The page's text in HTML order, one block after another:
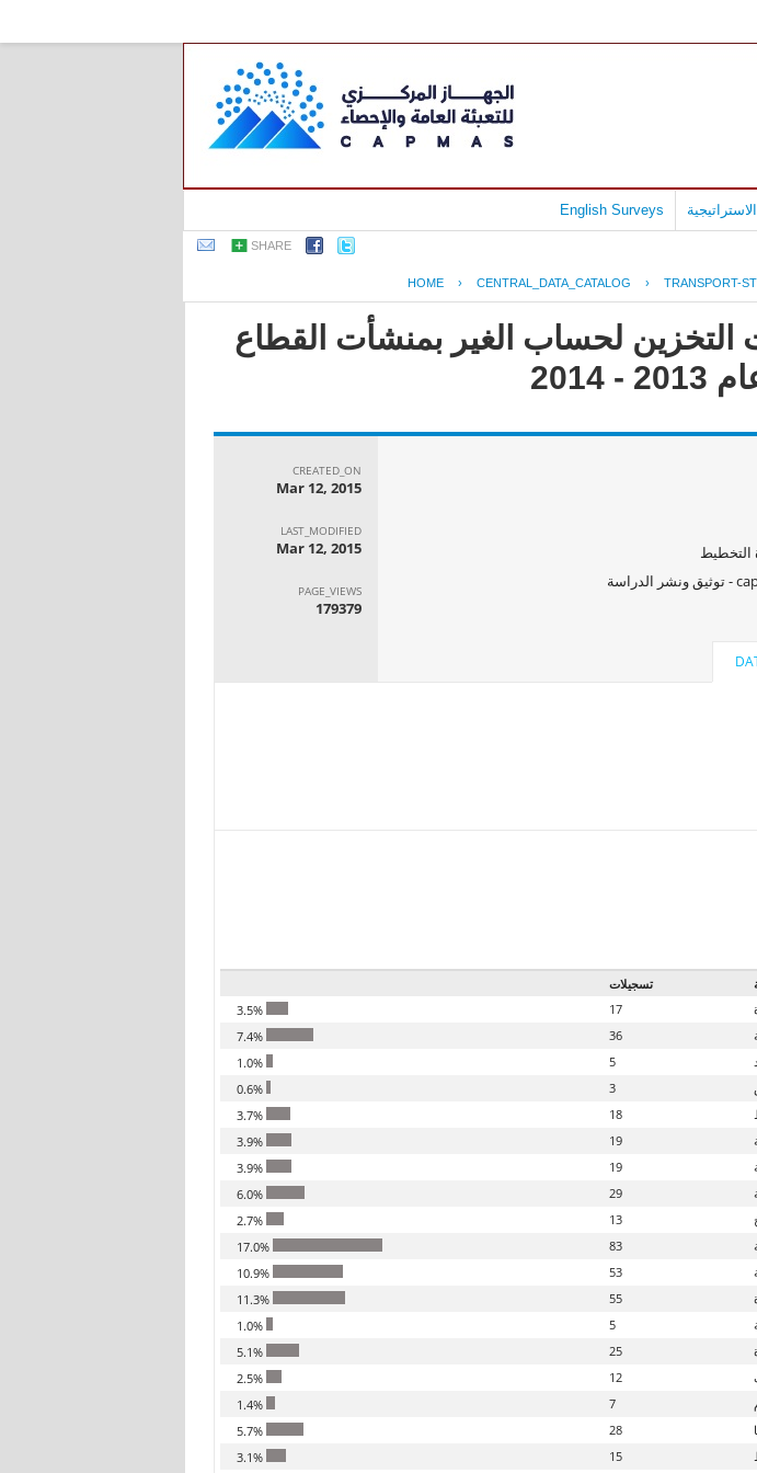
English Surveys
SHARE
HOME › CENTRAL_DATA_CATALOG › TRANSPORT-
لحساب الغير بمنشأت القطاع
التخطيط
CREATED_ON
Mar 12, 2015
LAST_MODIFIED
Mar 12, 2015
PAGE_VIEWS
179379
تسجيلات
17
36
5
3
18
19
19
29
13
83
53
55
5
25
12
7
28
15